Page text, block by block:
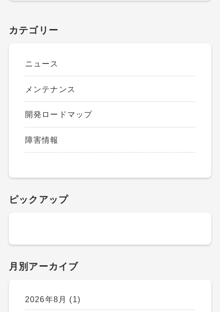
カテゴリー
ニュース
メンテナンス
開発ロードマップ
障害情報
ピックアップ
月別アーカイブ
2026年8月 (1)